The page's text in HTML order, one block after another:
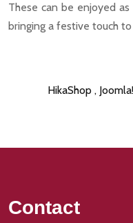
These can be enjoyed
bringing a festive touch
HikaShop ,
Contact